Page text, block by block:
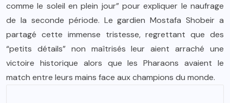
comme le soleil en plein jour” pour expliquer le naufrage
de la seconde période. Le gardien Mostafa Shobeir a
partagé cette immense tristesse, regrettant que des
“petits détails” non maîtrisés leur aient arraché une
victoire historique alors que les Pharaons avaient le
match entre leurs mains face aux champions du monde.